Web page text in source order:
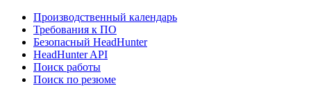
Производственный календарь
Требования к ПО
Безопасный HeadHunter
HeadHunter API
Поиск работы
Поиск по резюме